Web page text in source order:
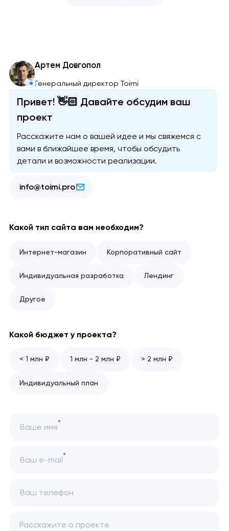
Артем Довгопол
Генеральный директор Toimi
Привет! 👋🏻 Давайте обсудим ваш
проект
Расскажите нам о вашей идее и мы свяжемся с
вами в ближайшее время, чтобы обсудить
детали и возможности реализации.
info@toimi.pro
Какой тип сайта вам необходим?
Интернет-магазин Корпоративный сайт
Индивидуальная разработка Лендинг
Другое
Какой бюджет у проекта?
< 1 млн ₽ 1 млн - 2 млн ₽ > 2 млн ₽
Индивидуальный план
Ваше имя
Ваш e-mail
Ваш телефон